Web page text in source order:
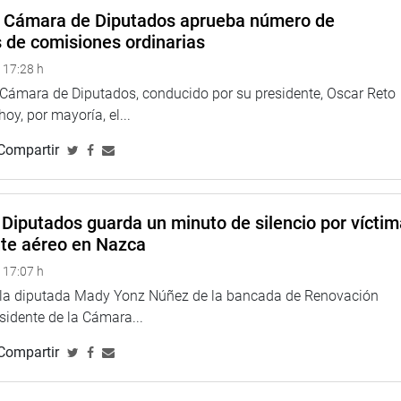
que contribuya a la reducción de emisiones.
instó a los países miembros del Parlamaz a trabajar normas
amazonia.
apoyo a las redes de gestión integrada de los países
de cooperación.
el Centro Cultural Chazuta, para ver in situ el proceso
del desarrollo y la conservación de la cuenca amazónica.
Morales (FP), Hitler Saavedra Casternoque (SP), Carlos
(No Agrupado), Juan Carlos Mori Celis (No Agrupado) y
de Diputados aprueba número de
comisiones ordinarias
h
de Diputados, conducido por su presidente, Oscar Reto
por mayoría, el...
guarda un minuto de silencio por
aéreo en Nazca
h
diputada Mady Yonz Núñez de la bancada de Renovación
de la Cámara...